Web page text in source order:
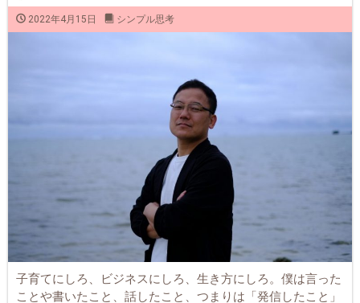
2022年4月15日 シンプル思考
子育てにしろ、ビジネスにしろ、生き方にしろ。僕は言った
ことや書いたこと、話したこと、つまりは「発信したこと」